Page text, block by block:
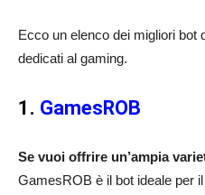
Ecco un elenco dei migliori bot
dedicati al gaming.
1. GamesROB
Se vuoi offrire un’ampia
GamesROB è il bot ideale per